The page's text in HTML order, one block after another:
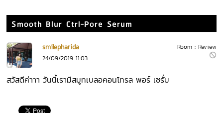
Smooth Blur Ctrl-Pore Serum
Room : Review
smilepharida
24/09/2019 11:03
สวัสดีค่าาา วันนี้เรามีสมูทเบลอคอนโทรล พอร์ เซรั่ม